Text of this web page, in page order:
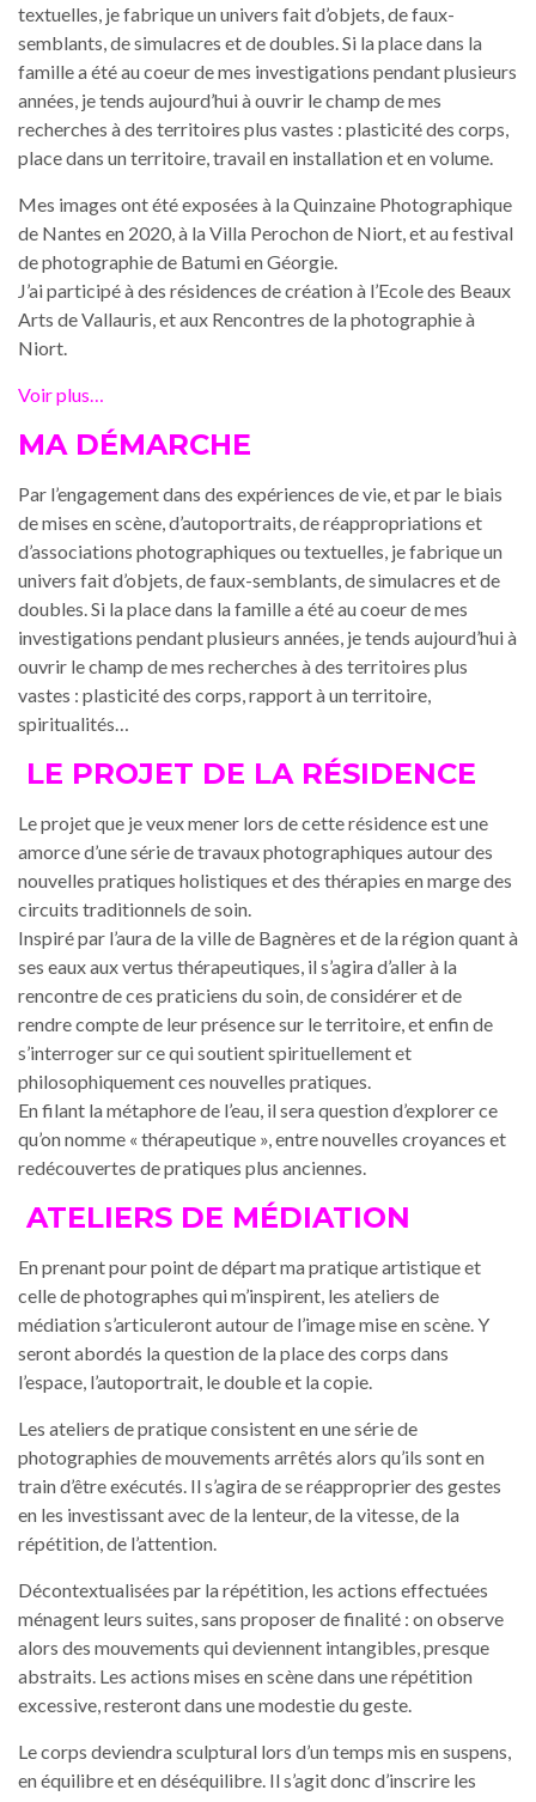
textuelles, je fabrique un univers fait d’objets, de faux-
semblants, de simulacres et de doubles. Si la place dans la
famille a été au coeur de mes investigations pendant plusieurs
années, je tends aujourd’hui à ouvrir le champ de mes
recherches à des territoires plus vastes : plasticité des corps,
place dans un territoire, travail en installation et en volume.
Mes images ont été exposées à la Quinzaine Photographique
de Nantes en 2020, à la Villa Perochon de Niort, et au festival
de photographie de Batumi en Géorgie.
J’ai participé à des résidences de création à l’Ecole des Beaux
Arts de Vallauris, et aux Rencontres de la photographie à
Niort.
Voir plus…
MA DÉMARCHE
Par l’engagement dans des expériences de vie, et par le biais
de mises en scène, d’autoportraits, de réappropriations et
d’associations photographiques ou textuelles, je fabrique un
univers fait d’objets, de faux-semblants, de simulacres et de
doubles. Si la place dans la famille a été au coeur de mes
investigations pendant plusieurs années, je tends aujourd’hui à
ouvrir le champ de mes recherches à des territoires plus
vastes : plasticité des corps, rapport à un territoire,
spiritualités…
LE PROJET DE LA RÉSIDENCE
Le projet que je veux mener lors de cette résidence est une
amorce d’une série de travaux photographiques autour des
nouvelles pratiques holistiques et des thérapies en marge des
circuits traditionnels de soin.
Inspiré par l’aura de la ville de Bagnères et de la région quant à
ses eaux aux vertus thérapeutiques, il s’agira d’aller à la
rencontre de ces praticiens du soin, de considérer et de
rendre compte de leur présence sur le territoire, et enfin de
s’interroger sur ce qui soutient spirituellement et
philosophiquement ces nouvelles pratiques.
En filant la métaphore de l’eau, il sera question d’explorer ce
qu’on nomme « thérapeutique », entre nouvelles croyances et
redécouvertes de pratiques plus anciennes.
ATELIERS DE MÉDIATION
En prenant pour point de départ ma pratique artistique et
celle de photographes qui m’inspirent, les ateliers de
médiation s’articuleront autour de l’image mise en scène. Y
seront abordés la question de la place des corps dans
l’espace, l’autoportrait, le double et la copie.
Les ateliers de pratique consistent en une série de
photographies de mouvements arrêtés alors qu’ils sont en
train d’être exécutés. Il s’agira de se réapproprier des gestes
en les investissant avec de la lenteur, de la vitesse, de la
répétition, de l’attention.
Décontextualisées par la répétition, les actions effectuées
ménagent leurs suites, sans proposer de finalité : on observe
alors des mouvements qui deviennent intangibles, presque
abstraits. Les actions mises en scène dans une répétition
excessive, resteront dans une modestie du geste.
Le corps deviendra sculptural lors d’un temps mis en suspens,
en équilibre et en déséquilibre. Il s’agit donc d’inscrire les